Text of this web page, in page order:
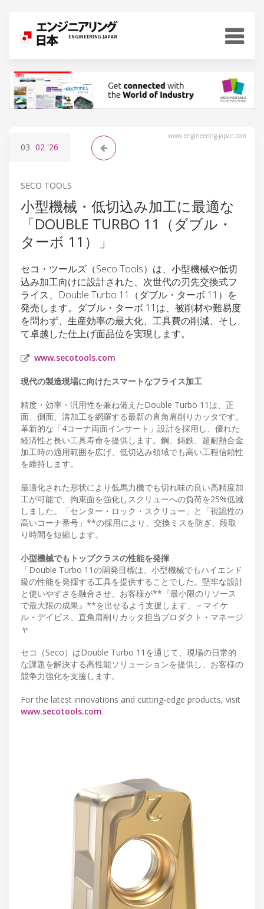
www.engineering-japan.com
03 02 '26
SECO TOOLS
小型機械・低切込み加工に最適な
「DOUBLE TURBO 11（ダブル・
ターボ 11）」
セコ・ツールズ（Seco Tools）は、小型機械や低切
込み加工向けに設計された、次世代の刃先交換式フ
ライス、Double Turbo 11（ダブル・ターボ 11）を
発売します。ダブル・ターボ 11は、被削材や難易度
を問わず、生産効率の最大化、工具費の削減、そし
て卓越した仕上げ面品位を実現します。
www.secotools.com
現代の製造現場に向けたスマートなフライス加工
精度・効率・汎用性を兼ね備えたDouble Turbo 11は、正
面、側面、溝加工を網羅する最新の直角肩削りカッタです。
革新的な「4コーナ両面インサート」設計を採用し、優れた
経済性と長い工具寿命を提供します。鋼、鋳鉄、超耐熱合金
加工時の適用範囲を広げ、低切込み領域でも高い工程信頼性
を維持します。
最適化された形状により低馬力機でも切れ味の良い高精度加
工が可能で、拘束面を強化しスクリューへの負荷を25%低減
しました。「センター・ロック・スクリュー」と「視認性の
高いコーナ番号」**の採用により、交換ミスを防ぎ、段取
り時間を短縮します。
小型機械でもトップクラスの性能を発揮
「Double Turbo 11の開発目標は、小型機械でもハイエンド
級の性能を発揮する工具を提供することでした。堅牢な設計
と使いやすさを融合させ、お客様が**『最小限のリソース
で最大限の成果』**を出せるよう支援します」－マイケ
ル・デイビス、直角肩削りカッタ担当プロダクト・マネージ
ャ
セコ（Seco）はDouble Turbo 11を通じて、現場の日常的
な課題を解決する高性能ソリューションを提供し、お客様の
競争力強化を支援します。
For the latest innovations and cutting-edge products, visit
www.secotools.com.